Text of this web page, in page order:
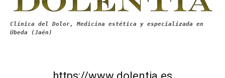
Clínica del Dolor, Medicina estética y especializada en
Úbeda (Jaén)